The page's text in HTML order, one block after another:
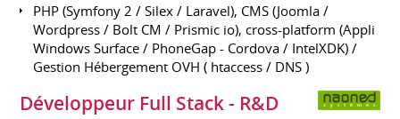
PHP (Symfony 2 / Silex / Laravel), CMS (Joomla /
Wordpress / Bolt CM / Prismic io), cross-platform (Appli
Windows Surface / PhoneGap - Cordova / IntelXDK) /
Gestion Hébergement OVH ( htaccess / DNS )
Développeur Full Stack - R&D